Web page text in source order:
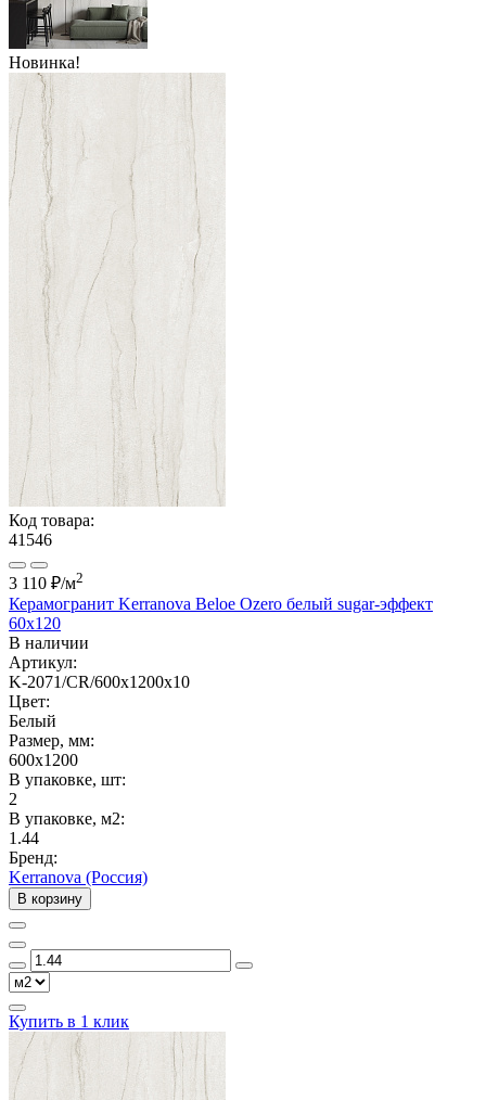
Новинка!
Код товара:
41546
3 110 ₽/м2
Керамогранит Kerranova Beloe Ozero белый sugar-эффект
60x120
В наличии
Артикул:
K-2071/CR/600x1200x10
Цвет:
Белый
Размер, мм:
600x1200
В упаковке, шт:
2
В упаковке, м2:
1.44
Бренд:
Kerranova (Россия)
В корзину
Купить в 1 клик